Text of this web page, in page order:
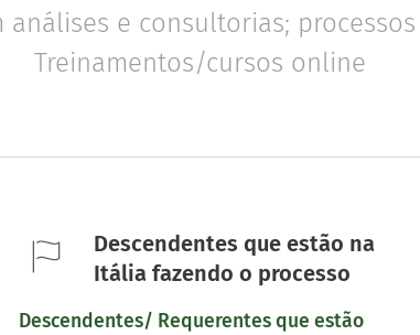
e consultorias;
Treinamentos/cursos online
Descendentes que estão na
Itália fazendo o processo
Descendentes/ Requerentes que estão